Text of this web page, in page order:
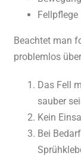
Fellpflege
Beachtet man
problemlos
Das Fell
sauber
Kein
Bei